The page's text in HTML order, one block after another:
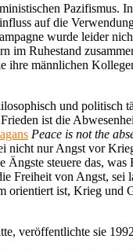
Pazifismus.
auf die
wurde leider
im Ruhestand
männlichen
und politisch
ist die
Peace is not the
nicht nur Angst vor
steuere das,
Freiheit von Angst,
ist, Krieg
veröffentlichte sie